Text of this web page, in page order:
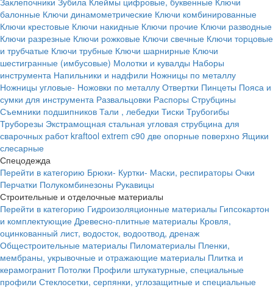
балонные Ключи динамометрические Ключи комбинированные
Ключи крестовые Ключи накидные Ключи прочие Ключи разводные
Ключи разрезные Ключи рожковые Ключи свечные Ключи торцовые
и трубчатые Ключи трубные Ключи шарнирные Ключи
шестигранные (имбусовые) Молотки и кувалды Наборы
инструмента Напильники и надфили Ножницы по металлу
Ножницы угловые- Ножовки по металлу Отвертки Пинцеты Пояса и
сумки для инструмента Развальцовки Распоры Струбцины
Съемники подшипников Тали , лебедки Тиски Трубогибы
Труборезы Экстрамощная стальная угловая струбцина для
сварочных работ kraftool extrem c90 две опорные поверхно Ящики
слесарные
Спецодежда
Перейти в категорию Брюки- Куртки- Маски, респираторы Очки
Перчатки Полукомбинезоны Рукавицы
Строительные и отделочные материалы
Перейти в категорию Гидроизоляционные материалы Гипсокартон
и комплектующие Древесно-плитные материалы Кровля,
оцинкованный лист, водосток, водоотвод, дренаж
Общестроительные материалы Пиломатериалы Пленки,
мембраны, укрывочные и отражающие материалы Плитка и
керамогранит Потолки Профили штукатурные, специальные
профили Стеклосетки, серпянки, углозащитные и специальные